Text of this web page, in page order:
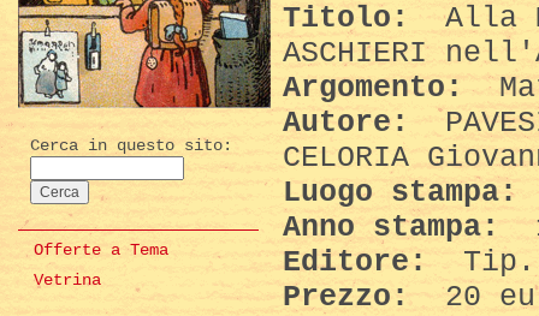
Cerca in questo sito:
Offerte a Tema
Vetrina
Titolo:
Alla
ASCHIERI
Argomento:
Autore:
CELORIA
Luogo stampa:
Anno stampa:
Editore:
Prezzo:
20